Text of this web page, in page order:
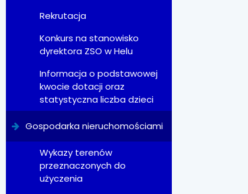
Rekrutacja
Konkurs na stanowisko
dyrektora ZSO w Helu
Informacja o podstawowej
kwocie dotacji oraz
statystyczna liczba dzieci
Gospodarka nieruchomościami
Wykazy terenów
przeznaczonych do
użyczenia